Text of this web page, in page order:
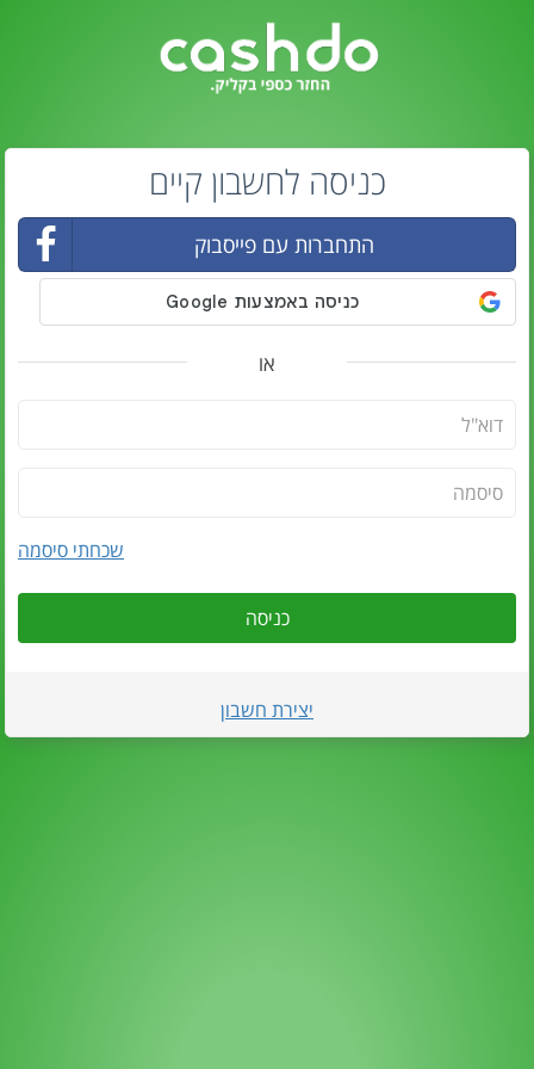
כניסה לחשבון קיים
התחברות עם פייסבוק
או
שכחתי סיסמה
כניסה
יצירת חשבון